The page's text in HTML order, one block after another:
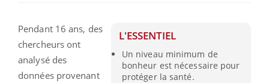
L'ESSENTIEL
Un niveau minimum de
bonheur est nécessaire pour
protéger la santé.
Pendant 16 ans, des
chercheurs ont
analysé des
données provenant